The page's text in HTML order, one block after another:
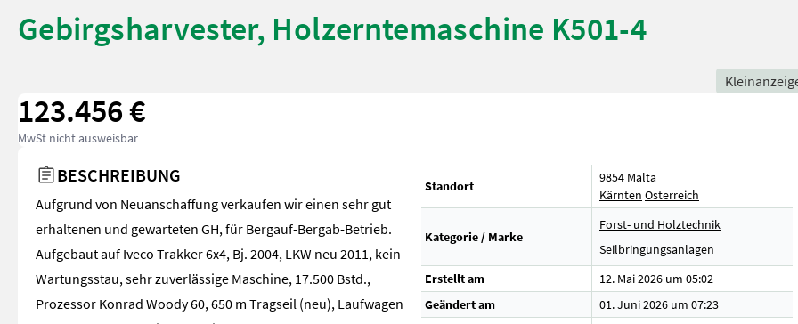
Gebirgsharvester, Holzerntemaschine K501-4
123.456 €
MwSt nicht ausweisbar
BESCHREIBUNG
Aufgrund von Neuanschaffung verkaufen wir einen sehr gut
erhaltenen und gewarteten GH, für Bergauf-Bergab-Betrieb.
Aufgebaut auf Iveco Trakker 6x4, Bj. 2004, LKW neu 2011, kein
Wartungsstau, sehr zuverlässige Maschine, 17.500 Bstd.,
Prozessor Konrad Woody 60, 650 m Tragseil (neu), Laufwagen
Standort
9854 Malta
Kärnten Österreich
Kategorie / Marke
Forst- und Holztechnik
Seilbringungsanlagen
Erstellt am
12. Mai 2026 um 05:02
Geändert am
01. Juni 2026 um 07:23